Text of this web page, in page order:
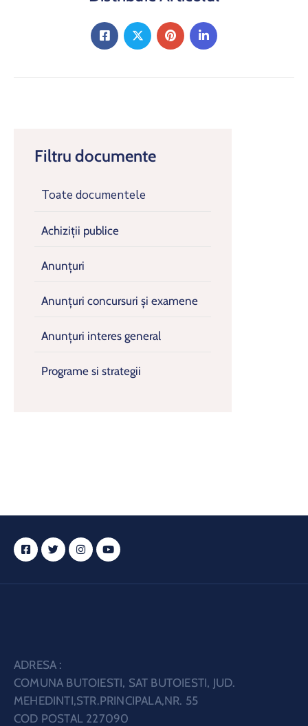
Filtru documente
Toate documentele
Achiziții publice
Anunțuri
Anunțuri concursuri și examene
Anunțuri interes general
Programe si strategii
ADRESA :
COMUNA BUTOIESTI, SAT BUTOIESTI, JUD.
MEHEDINTI,STR.PRINCIPALA,NR. 55
COD POSTAL 227090